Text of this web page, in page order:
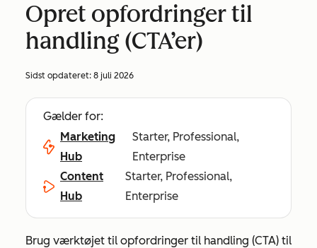
Opret opfordringer til
handling (CTA’er)
Sidst opdateret: 8 juli 2026
Gælder for:
Marketing
Hub
Starter, Professional,
Enterprise
Content
Hub
Starter, Professional,
Enterprise
Brug værktøjet til opfordringer til handling (CTA) til